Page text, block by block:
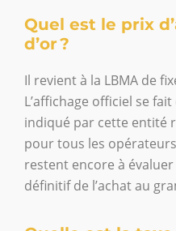
Quel est le prix
d’or ?
Il revient à la LBMA de
L’affichage officiel se
indiqué par cette entité
pour tous les
restent encore à
définitif de l’achat au